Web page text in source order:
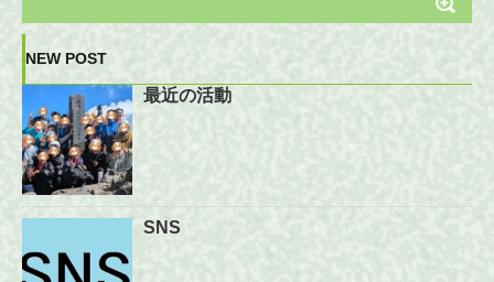
NEW POST
最近の活動
SNS